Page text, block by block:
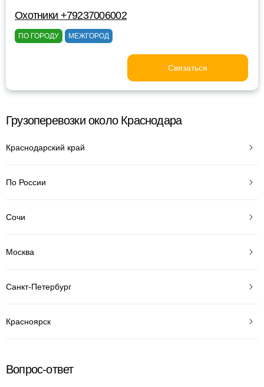
Охотники +79237006002
ПО ГОРОДУ МЕЖГОРОД
Связаться
Грузоперевозки около Краснодара
Краснодарский край
По России
Сочи
Москва
Санкт-Петербург
Красноярск
Вопрос-ответ